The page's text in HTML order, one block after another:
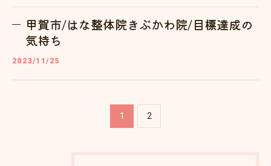
甲賀市/はな整体院きぶかわ院/目標達成の
気持ち
2023/11/25
1 2